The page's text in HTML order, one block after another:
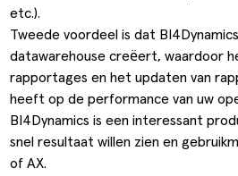
etc.).
Tweede voordeel is dat
datawarehouse creëert, waardoor
rapportages en het updaten van
heeft op de performance van uw
BI4Dynamics is een interessant
snel resultaat willen zien en
of AX.